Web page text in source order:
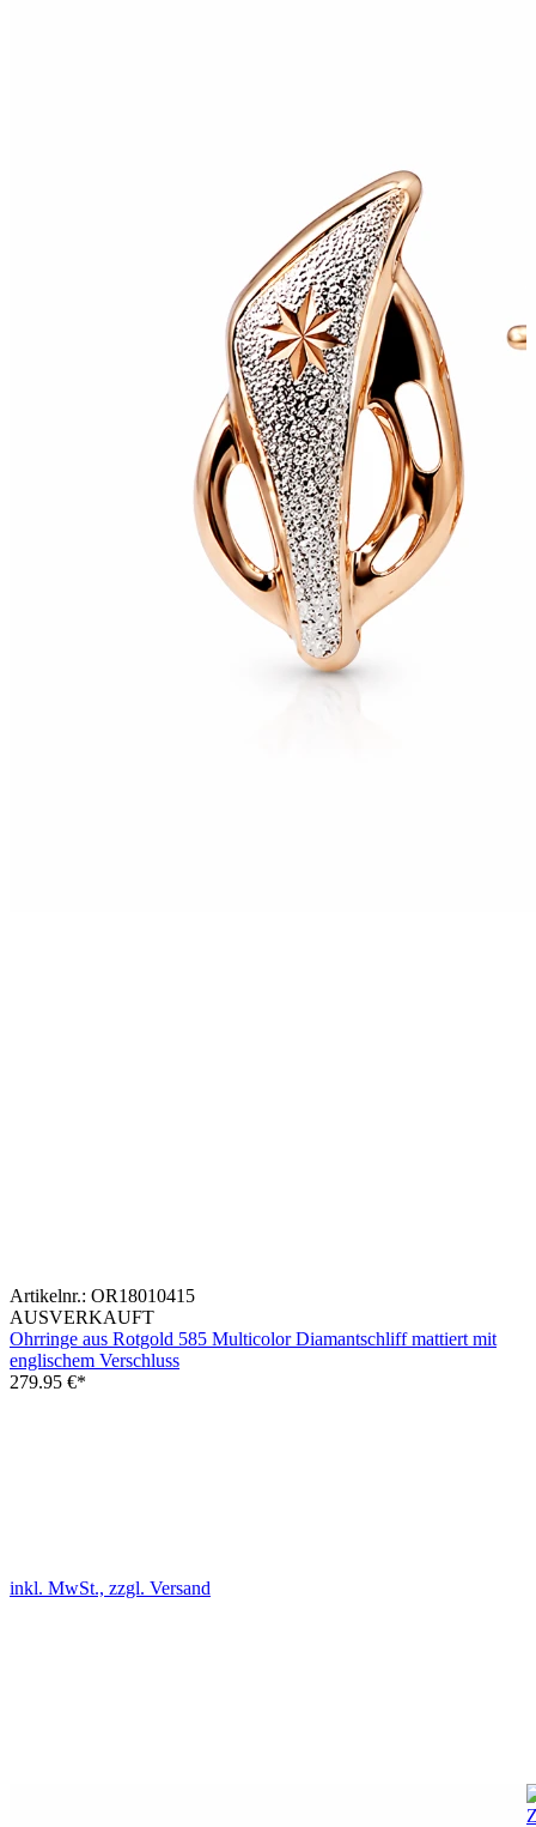
Artikelnr.: OR18010415
AUSVERKAUFT
Ohrringe aus Rotgold 585 Multicolor Diamantschliff mattiert mit
englischem Verschluss
279.95 €*
inkl. MwSt., zzgl. Versand